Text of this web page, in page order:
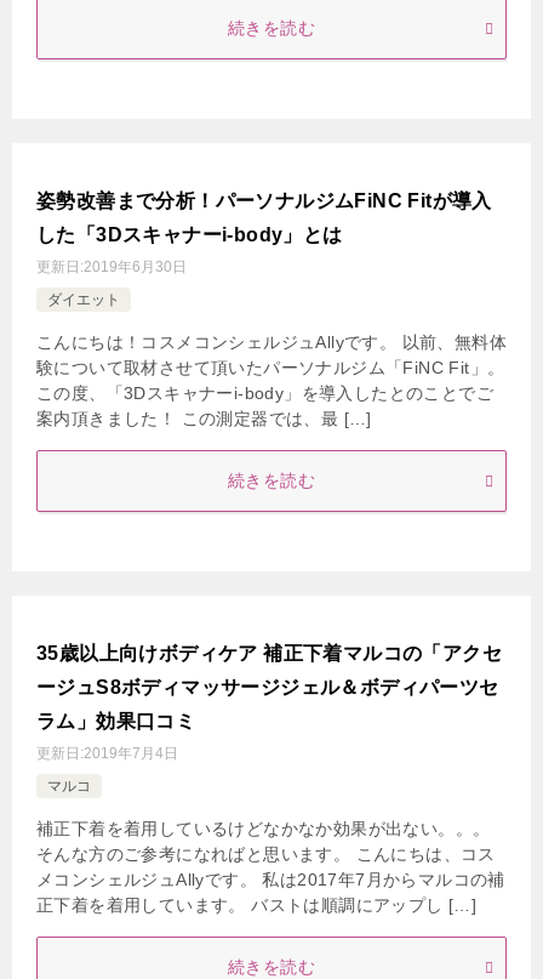
続きを読む
姿勢改善まで分析！パーソナルジムFiNC Fitが導入
した「3Dスキャナーi-body」とは
更新日:2019年6月30日
ダイエット
こんにちは！コスメコンシェルジュAllyです。 以前、無料体
験について取材させて頂いたパーソナルジム「FiNC Fit」。
この度、「3Dスキャナーi-body」を導入したとのことでご
案内頂きました！ この測定器では、最 […]
続きを読む
35歳以上向けボディケア 補正下着マルコの「アクセ
ージュS8ボディマッサージジェル＆ボディパーツセ
ラム」効果口コミ
更新日:2019年7月4日
マルコ
補正下着を着用しているけどなかなか効果が出ない。。。
そんな方のご参考になればと思います。 こんにちは、コス
メコンシェルジュAllyです。 私は2017年7月からマルコの補
正下着を着用しています。 バストは順調にアップし […]
続きを読む